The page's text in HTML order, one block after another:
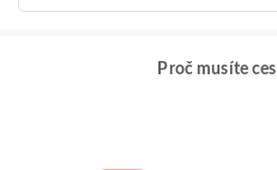
Proč musíte